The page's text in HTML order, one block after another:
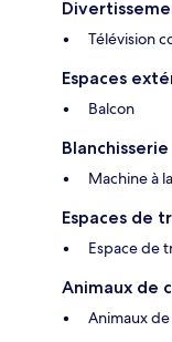
Télévision
Espaces
Balcon
Blanchisserie
Machine à
Espaces de
Espace de
Animaux de
Animaux